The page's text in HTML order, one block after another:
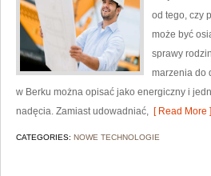
od tego, czy
może być
sprawy
marzenia do
w Berku można opisać jako energiczny i
nadęcia. Zamiast udowadniać, [ Read More ]
CATEGORIES: NOWE TECHNOLOGIE